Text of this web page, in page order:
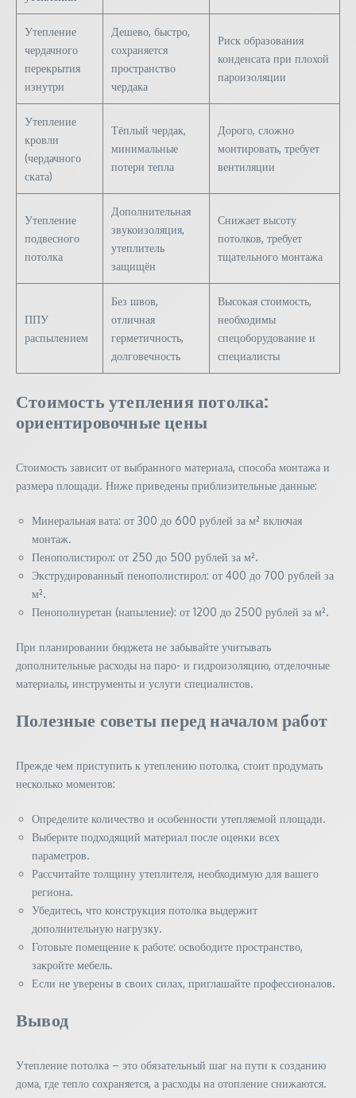
Утепление
чердачного
перекрытия
изнутри
Дешево, быстро,
сохраняется
пространство
чердака
Риск образования
конденсата при плохой
пароизоляции
Утепление
кровли
(чердачного
ската)
Тёплый чердак,
минимальные
потери тепла
Дорого, сложно
монтировать, требует
вентиляции
Утепление
подвесного
потолка
Дополнительная
звукоизоляция,
утеплитель
защищён
Снижает высоту
потолков, требует
тщательного монтажа
ППУ
распылением
Без швов,
отличная
герметичность,
долговечность
Высокая стоимость,
необходимы
спецоборудование и
специалисты
Стоимость утепления потолка:
ориентировочные цены
Стоимость зависит от выбранного материала, способа монтажа и
размера площади. Ниже приведены приблизительные данные:
Минеральная вата: от 300 до 600 рублей за м² включая
монтаж.
Пенополистирол: от 250 до 500 рублей за м².
Экструдированный пенополистирол: от 400 до 700 рублей за
м².
Пенополиуретан (напыление): от 1200 до 2500 рублей за м².
При планировании бюджета не забывайте учитывать
дополнительные расходы на паро- и гидроизоляцию, отделочные
материалы, инструменты и услуги специалистов.
Полезные советы перед началом работ
Прежде чем приступить к утеплению потолка, стоит продумать
несколько моментов:
Определите количество и особенности утепляемой площади.
Выберите подходящий материал после оценки всех
параметров.
Рассчитайте толщину утеплителя, необходимую для вашего
региона.
Убедитесь, что конструкция потолка выдержит
дополнительную нагрузку.
Готовьте помещение к работе: освободите пространство,
закройте мебель.
Если не уверены в своих силах, приглашайте профессионалов.
Вывод
Утепление потолка – это обязательный шаг на пути к созданию
дома, где тепло сохраняется, а расходы на отопление снижаются.